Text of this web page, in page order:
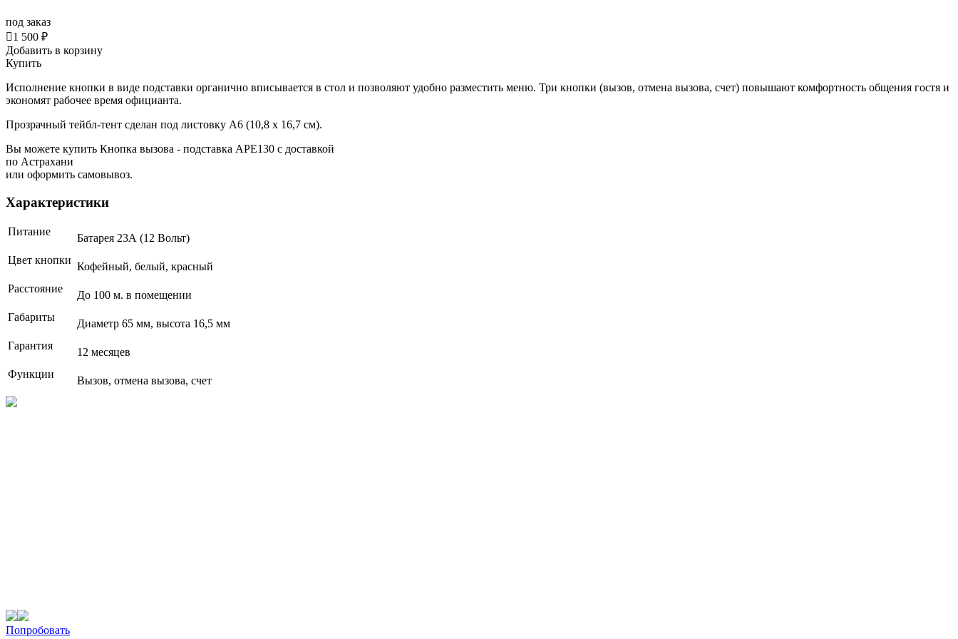
под заказ
1 500 ₽
Добавить в корзину
Купить
Исполнение кнопки в виде подставки органично вписывается в стол и позволяют удобно разместить меню. Три кнопки (вызов, отмена вызова, счет) повышают комфортность общения гостя и
экономят рабочее время официанта.
Прозрачный тейбл-тент сделан под листовку А6 (10,8 x 16,7 см).
Вы можете купить Кнопка вызова - подставка АРЕ130 с доставкой
по Астрахани
или оформить самовывоз.
Характеристики
Питание
Батарея 23А (12 Вольт)
Цвет кнопки
Кофейный, белый, красный
Расстояние
До 100 м. в помещении
Габариты
Диаметр 65 мм, высота 16,5 мм
Гарантия
12 месяцев
Функции
Вызов, отмена вызова, счет
Попробовать